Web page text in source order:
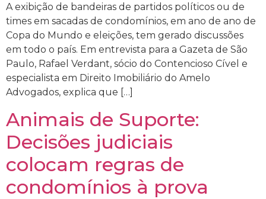
A exibição de bandeiras de partidos políticos ou de
times em sacadas de condomínios, em ano de ano de
Copa do Mundo e eleições, tem gerado discussões
em todo o país. Em entrevista para a Gazeta de São
Paulo, Rafael Verdant, sócio do Contencioso Cível e
especialista em Direito Imobiliário do Amelo
Advogados, explica que […]
Animais de Suporte:
Decisões judiciais
colocam regras de
condomínios à prova